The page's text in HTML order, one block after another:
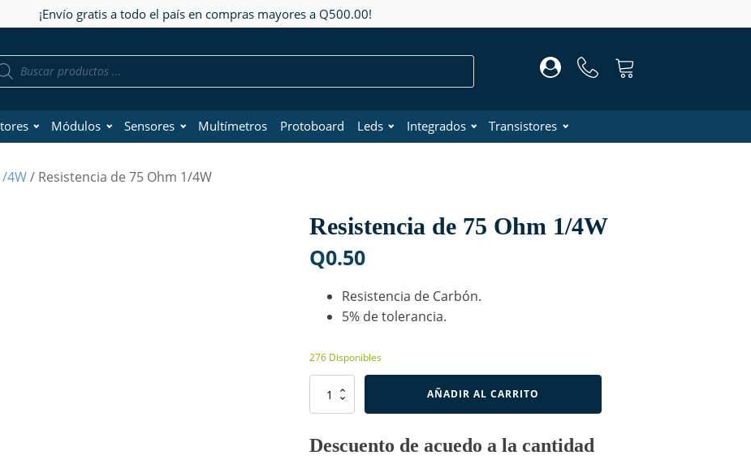
¡Envío gratis a todo el país en compras mayores a Q500.00!
Módulos Sensores Multímetros Protoboard Leds Integrados Transistores
4W/ Resistencia de 75 Ohm 1/4W
Resistencia de 75 Ohm 1/4W
Q0.50
Resistencia de Carbón.
5% de tolerancia.
276 Disponibles
Resistencia
1/4W
AÑADIR AL CARRITO
Descuento de acuedo a la cantidad